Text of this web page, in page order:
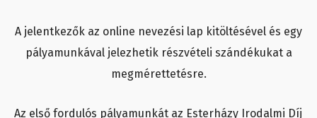
A jelentkezők az online nevezési lap kitöltésével és egy
pályamunkával jelezhetik részvételi szándékukat a
megmérettetésre.
Az első fordulós pályamunkát az Esterházy Irodalmi Díj